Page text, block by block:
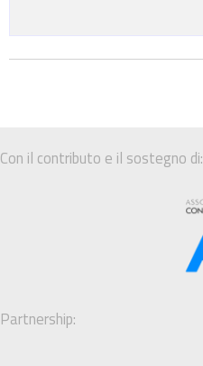
Con il contributo e il sostegno di:
Partnership: